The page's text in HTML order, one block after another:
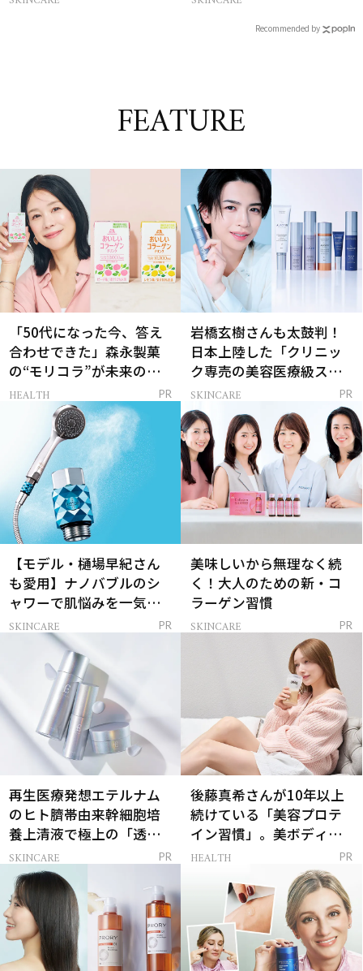
Recommended by
FEATURE
「50代になった今、答え
合わせできた」森永製菓
の“モリコラ”が未来のキ
レイを連れてくる！
HEALTH PR
岩橋玄樹さんも太鼓判！
日本上陸した「クリニッ
ク専売の美容医療級スキ
ンケア」
SKINCARE PR
【モデル・樋場早紀さん
も愛用】ナノバブルのシ
ャワーで肌悩みを一気に
解決
SKINCARE PR
美味しいから無理なく続
く！大人のための新・コ
ラーゲン習慣
SKINCARE PR
再生医療発想エテルナム
のヒト臍帯由来幹細胞培
養上清液で極上の「透明
感ハリ肌」へ
SKINCARE PR
後藤真希さんが10年以上
続けている「美容プロテ
イン習慣」。美ボディを
支える朝ルーティンと
HEALTH PR